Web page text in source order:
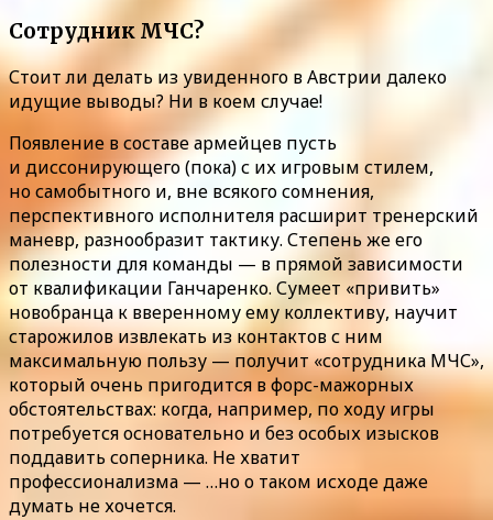
Сотрудник МЧС?
Стоит ли делать из увиденного в Австрии далеко
идущие выводы? Ни в коем случае!
Появление в составе армейцев пусть
и диссонирующего (пока) с их игровым стилем,
но самобытного и, вне всякого сомнения,
перспективного исполнителя расширит тренерский
маневр, разнообразит тактику. Степень же его
полезности для команды — в прямой зависимости
от квалификации Ганчаренко. Сумеет «привить»
новобранца к вверенному ему коллективу, научит
старожилов извлекать из контактов с ним
максимальную пользу — получит «сотрудника МЧС»,
который очень пригодится в форс-мажорных
обстоятельствах: когда, например, по ходу игры
потребуется основательно и без особых изысков
поддавить соперника. Не хватит
профессионализма — …но о таком исходе даже
думать не хочется.